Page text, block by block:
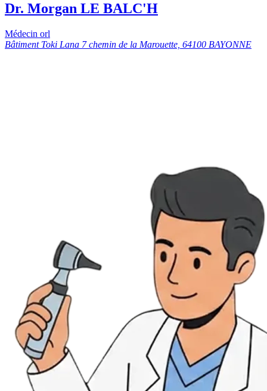
Dr. Morgan LE BALC'H
Médecin orl
Bâtiment Toki Lana 7 chemin de la Marouette, 64100 BAYONNE